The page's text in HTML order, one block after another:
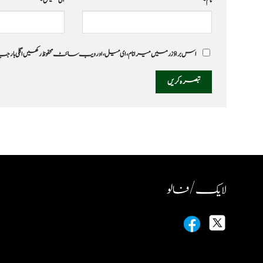
اس براؤزر میں میرا نام، ای میل، اور ویب سائٹ محفوظ رکھیں اگلی
لایک / فالو